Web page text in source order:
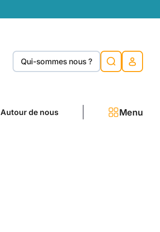
Qui-sommes nous ?
Autour de nous Menu